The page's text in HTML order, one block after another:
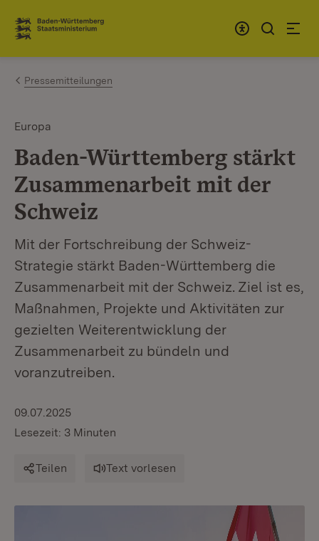
Zum Inhalt springen
Link zur Startseite
Pressemitteilungen
Europa
Baden-Württemberg stärkt
Zusammenarbeit mit der
Schweiz
Mit der Fortschreibung der Schweiz-
Strategie stärkt Baden-Württemberg die
Zusammenarbeit mit der Schweiz. Ziel ist es,
Maßnahmen, Projekte und Aktivitäten zur
gezielten Weiterentwicklung der
Zusammenarbeit zu bündeln und
voranzutreiben.
09.07.2025
Lesezeit: 3 Minuten
Teilen Text vorlesen